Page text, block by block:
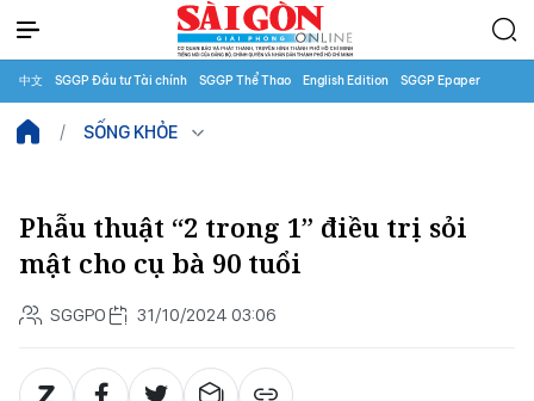
中文 SGGP Đầu tư Tài chính SGGP Thể Thao English Edition SGGP Epaper
SỐNG KHỎE
Phẫu thuật “2 trong 1” điều trị sỏi
mật cho cụ bà 90 tuổi
SGGPO 31/10/2024 03:06